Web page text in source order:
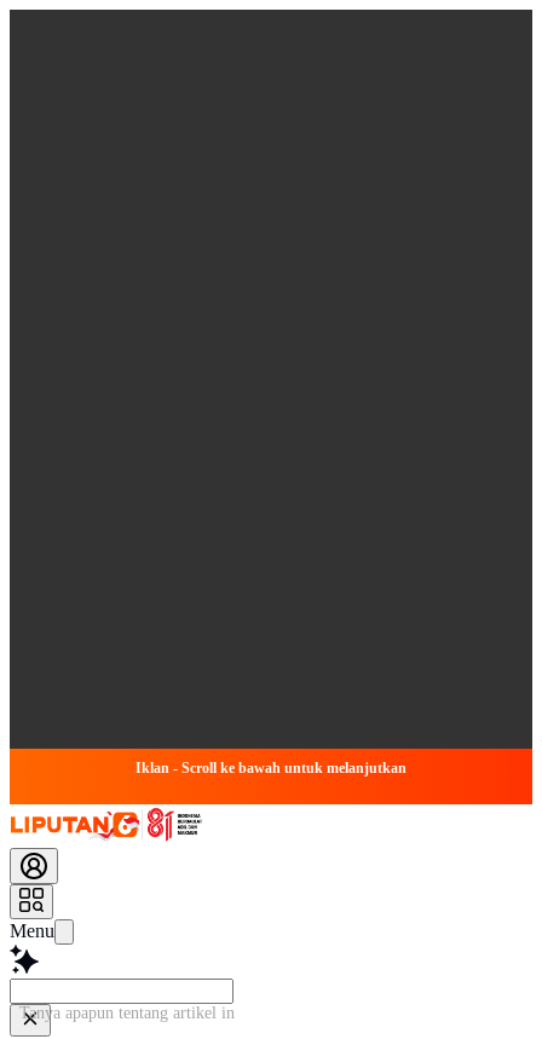
Iklan - Scroll ke bawah untuk melanjutkan
Menu
Tanya apapun tentang artikel ini...